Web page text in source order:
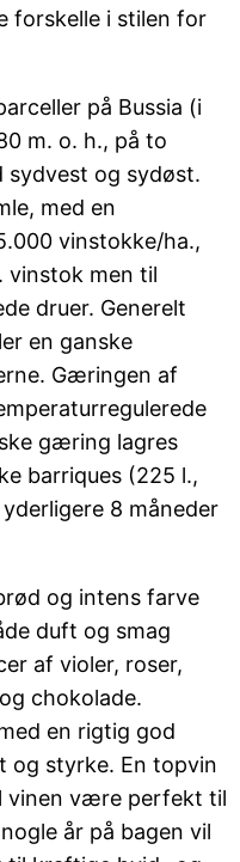
forskelle i stilen for
på Bussia (i
m. o. h., på to
sydvest og sydøst.
med en
vinstokke/ha.,
vinstok men til
druer. Generelt
en ganske
Gæringen af
gæring lagres
barriques (225 l.,
8 måneder
og intens farve
duft og smag
af violer, roser,
chokolade.
en rigtig god
og styrke. En topvin
vinen være perfekt til
år på bagen vil